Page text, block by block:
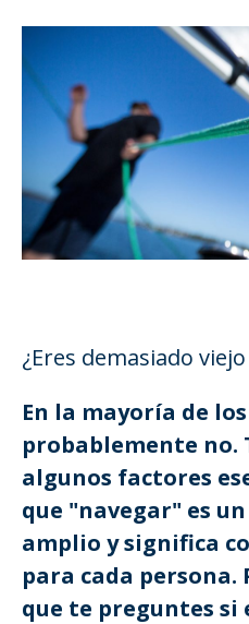
¿Eres demasiado
En la mayoría de los
probablemente no.
algunos factores
que "navegar" es
amplio y significa
para cada persona.
que te preguntes si